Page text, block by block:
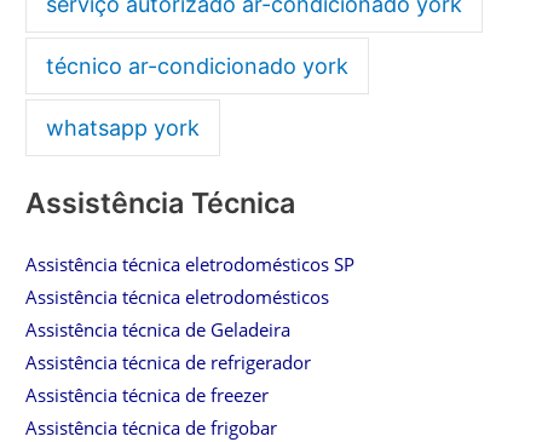
técnico ar-condicionado york
whatsapp york
Assistência Técnica
Assistência técnica eletrodomésticos SP
Assistência técnica eletrodomésticos
Assistência técnica de Geladeira
Assistência técnica de refrigerador
Assistência técnica de freezer
Assistência técnica de frigobar